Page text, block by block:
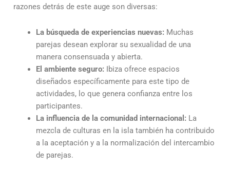
razones detrás de este auge son diversas:
La búsqueda de experiencias nuevas: Muchas
parejas desean explorar su sexualidad de una
manera consensuada y abierta.
El ambiente seguro: Ibiza ofrece espacios
diseñados específicamente para este tipo de
actividades, lo que genera confianza entre los
participantes.
La influencia de la comunidad internacional: La
mezcla de culturas en la isla también ha contribuido
a la aceptación y a la normalización del intercambio
de parejas.